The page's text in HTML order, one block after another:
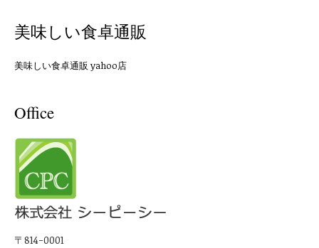
美味しい食卓通販
美味しい食卓通販 yahoo店
Office
〒814-0001